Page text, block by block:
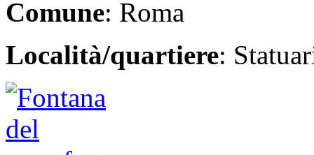
Comune: Roma
Località/quartiere: